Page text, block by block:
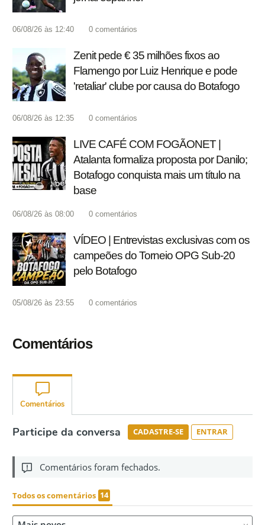
06/08/26 às 12:40 0 comentários
Zenit pede € 35 milhões fixos ao
Flamengo por Luiz Henrique e pode
'retaliar' clube por causa do Botafogo
06/08/26 às 12:35 0 comentários
LIVE CAFÉ COM FOGÃONET |
Atalanta formaliza proposta por Danilo;
Botafogo conquista mais um título na
base
06/08/26 às 08:00 0 comentários
VÍDEO | Entrevistas exclusivas com os
campeões do Torneio OPG Sub-20
pelo Botafogo
05/08/26 às 23:55 0 comentários
Comentários